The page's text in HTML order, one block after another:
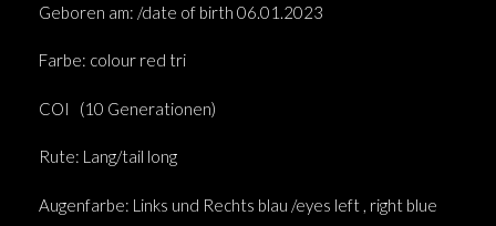
Geboren am: /date of birth 06.01.2023
Farbe: colour red tri
COI (10 Generationen)
Rute: Lang/tail long
Augenfarbe: Links und Rechts blau /eyes left , right blue